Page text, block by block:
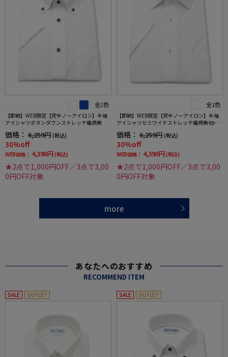
全2色
【即納】WEB限定【完全ノーアイロン】半袖
アイシャツボタンダウンストレッチ織柄無地i-
価格： 6,259円 (税込)
30%off
WEB価格： 4,390円 (税込)
★2点で1,000円OFF／3点で3,00
0円OFF対象
全1色
【即納】WEB限定【完全ノーアイロン】半袖
アイシャツセミワイドストレッチ織柄無地i-sh
価格： 6,259円 (税込)
30%off
WEB価格： 4,390円 (税込)
★2点で1,000円OFF／3点で3,00
0円OFF対象
more
あなたへのおすすめ
RECOMMEND ITEM
SALE OUTLET SALE OUTLET